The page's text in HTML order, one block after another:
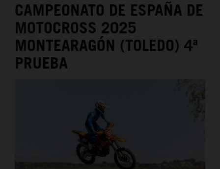
CAMPEONATO DE ESPAÑA DE
MOTOCROSS 2025
MONTEARAGÓN (TOLEDO) 4ª
PRUEBA